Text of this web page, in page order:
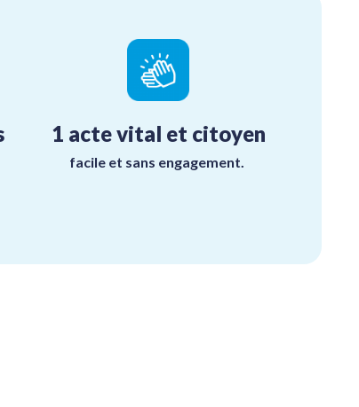
1 acte vital et citoyen
facile et sans engagement.